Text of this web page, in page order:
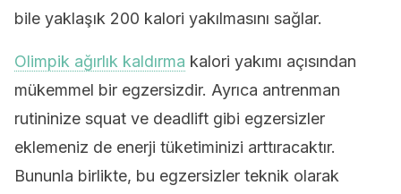
bile yaklaşık 200 kalori yakılmasını sağlar.
Olimpik ağırlık kaldırma kalori yakımı açısından
mükemmel bir egzersizdir. Ayrıca antrenman
rutininize squat ve deadlift gibi egzersizler
eklemeniz de enerji tüketiminizi arttıracaktır.
Bununla birlikte, bu egzersizler teknik olarak